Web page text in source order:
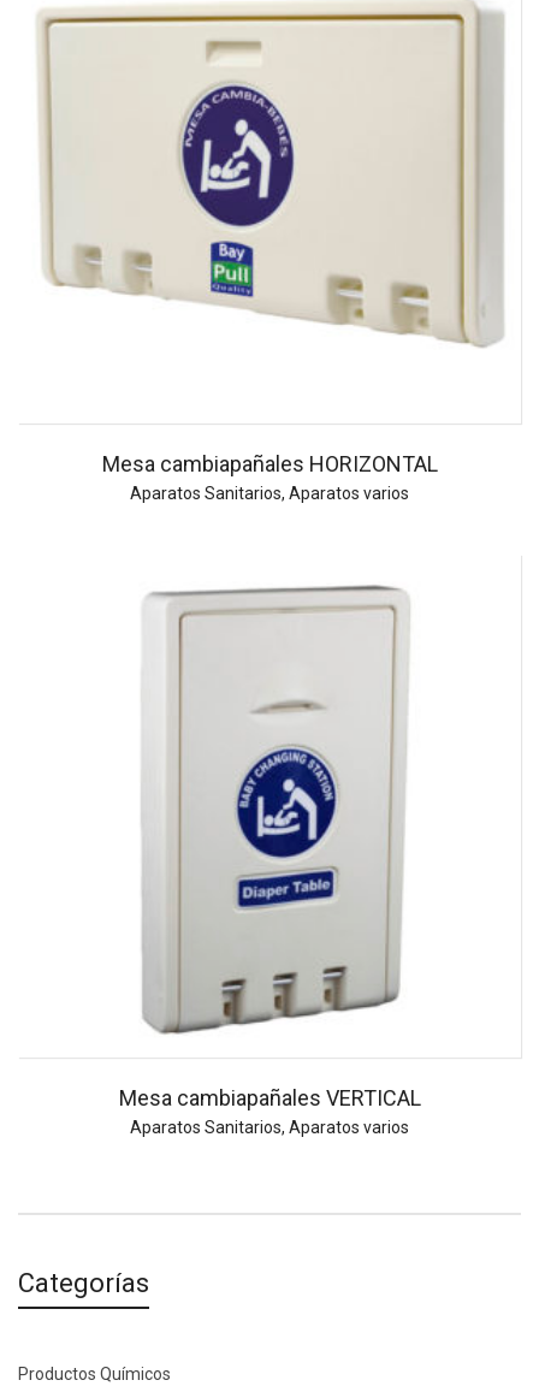
Mesa cambiapañales HORIZONTAL
Aparatos Sanitarios, Aparatos varios
Mesa cambiapañales VERTICAL
Aparatos Sanitarios, Aparatos varios
Categorías
Productos Químicos